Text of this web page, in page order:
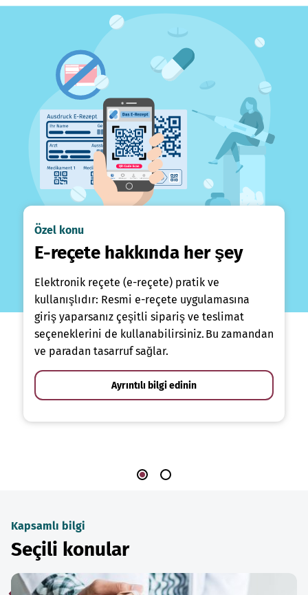
Özel konu
E-reçete hakkında her şey
Elektronik reçete (e-reçete) pratik ve
kullanışlıdır: Resmi e-reçete uygulamasına
giriş yaparsanız çeşitli sipariş ve teslimat
seçeneklerini de kullanabilirsiniz. Bu zamandan
ve paradan tasarruf sağlar.
Ayrıntılı bilgi edinin
Kapsamlı bilgi
Seçili konular